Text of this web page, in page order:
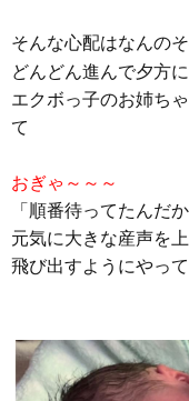
そんな心配はなんの
どんどん進んで夕方に
エクボっ子のお姉ち
て
おぎゃ～～～
「順番待ってたんだ
元気に大きな産声を上
飛び出すようにやって